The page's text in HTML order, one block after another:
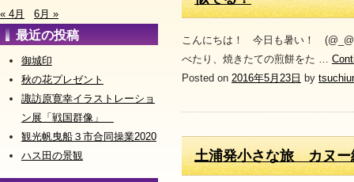
« 4月 6月 »
最近の投稿
御城印
秋の花プレゼント
諏訪原寛幸イラストレーショ
ン展「戦国群像」
観光帆曳船３市合同操業2020
ハス田の景観
こんにちは！ 今日も暑い！
べたり、焼きたての煎餅をた …
Posted on 2016年5月23日 by
土浦発小さな旅 カヌー